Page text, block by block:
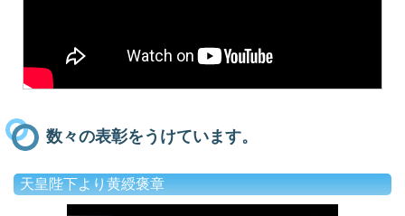
数々の表彰をうけています。
天皇陛下より黄綬褒章